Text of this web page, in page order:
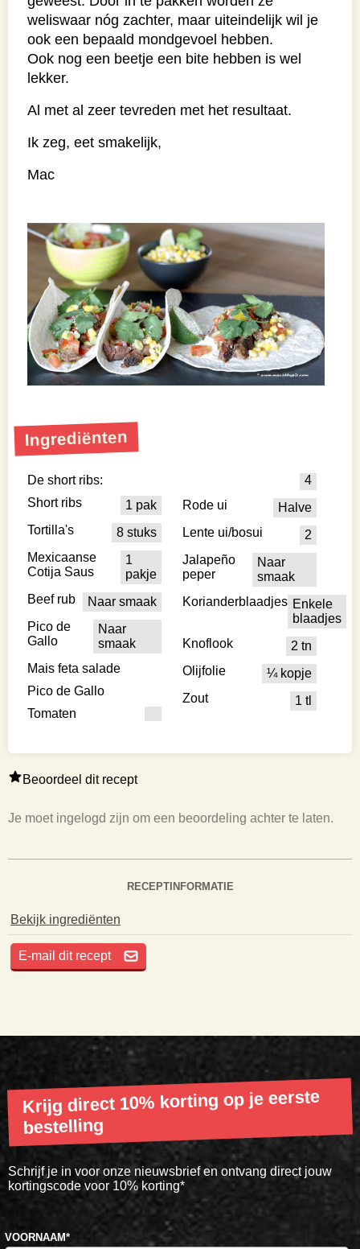
Beoordeel dit recept
Je moet ingelogd zijn om een beoordeling achter te laten.
RECEPTINFORMATIE
Bekijk ingrediënten
E-mail dit recept
weliswaar nóg zachter, maar uiteindelijk wil je
ook een bepaald mondgevoel hebben.
Ook nog een beetje een bite hebben is wel
lekker.
Al met al zeer tevreden met het resultaat.
Ik zeg, eet smakelijk,
Mac
Ingrediënten
De short ribs:
Short ribs
1 pak
Tortilla's
8 stuks
Mexicaanse
Cotija Saus
1
pakje
Beef rub
Naar smaak
Pico de
Gallo
Naar
smaak
Mais feta salade
Pico de Gallo
Tomaten
4
Rode ui
Halve
Lente ui/bosui
2
Jalapeño
peper
Naar
smaak
Korianderblaadjes Enkele
blaadjes
Knoflook
2 tn
Olijfolie
¼ kopje
Zout
1 tl
Krijg direct 10% korting op je eerste
bestelling
Schrijf je in voor onze nieuwsbrief en ontvang direct jouw
kortingscode voor 10% korting*
VOORNAAM*